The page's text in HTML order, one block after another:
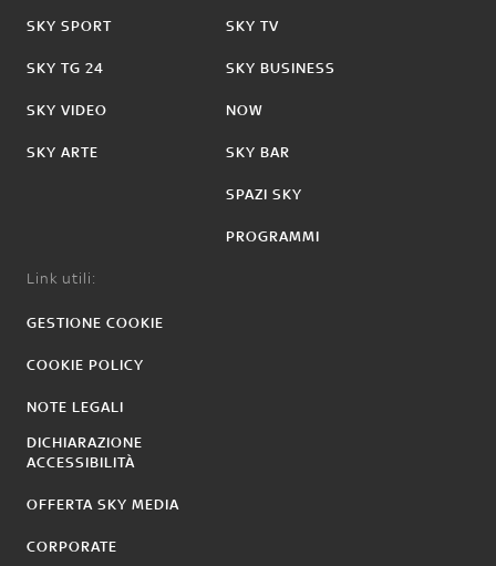
SKY SPORT
SKY TG 24
SKY VIDEO
SKY ARTE
SKY TV
SKY BUSINESS
NOW
SKY BAR
SPAZI SKY
PROGRAMMI
Link utili:
GESTIONE COOKIE
COOKIE POLICY
NOTE LEGALI
DICHIARAZIONE
ACCESSIBILITÀ
OFFERTA SKY MEDIA
CORPORATE